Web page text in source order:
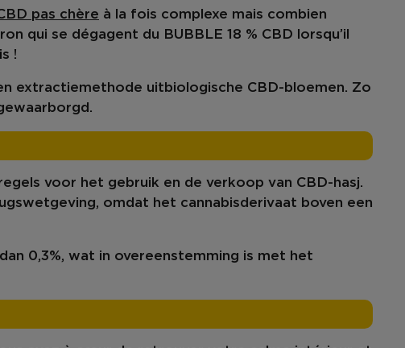
pas chère à la fois complexe mais combien
qui se dégagent du BUBBLE 18 % CBD lorsqu’il
!
extractiemethode uit biologische CBD-bloemen. Zo
voor het gebruik en de verkoop van CBD-hasj.
, omdat het cannabisderivaat boven een
0,3%, wat in overeenstemming is met het